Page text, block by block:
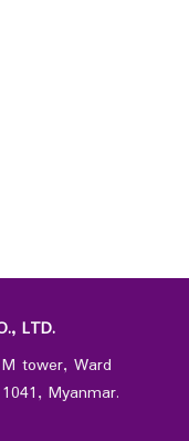
LTD.
tower, Ward
Myanmar.